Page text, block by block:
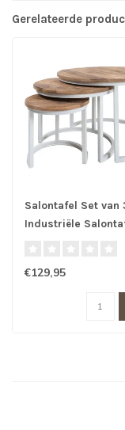
Gerelateerde
Salontafel Set van
Industriële
€129,95